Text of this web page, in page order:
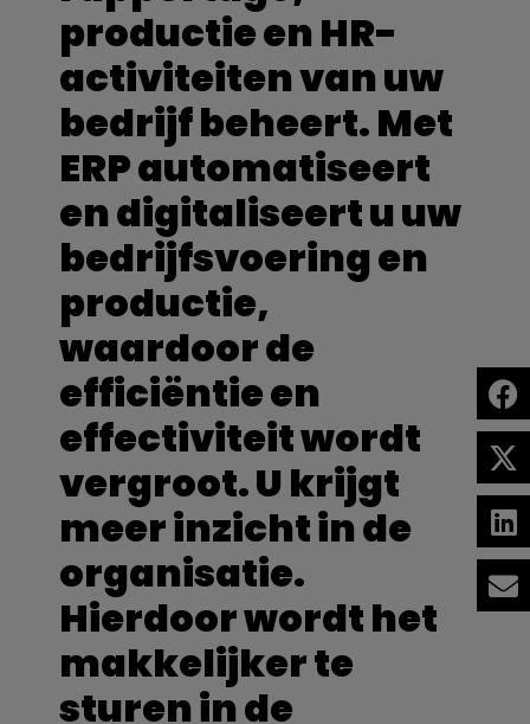
productie en HR-
activiteiten van uw
bedrijf beheert. Met
ERP automatiseert
en digitaliseert u uw
bedrijfsvoering en
productie,
waardoor de
efficiëntie en
effectiviteit wordt
vergroot. U krijgt
meer inzicht in de
organisatie.
Hierdoor wordt het
makkelijker te
sturen in de